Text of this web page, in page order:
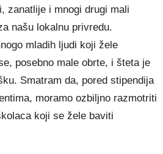
zanatlije i mnogi drugi mali
našu lokalnu privredu.
mladih ljudi koji žele
posebno male obrte, i šteta je
Smatram da, pored stipendija
moramo ozbiljno razmotriti
koji se žele baviti